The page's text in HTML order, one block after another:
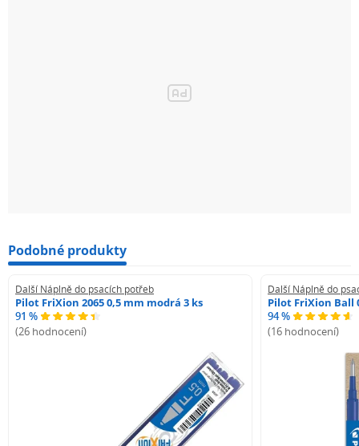
Podobné produkty
Další Náplně do psacích potřeb
Pilot FriXion 2065 0,5 mm modrá 3 ks
91 %
(26 hodnocení)
Další Náplně do
Pilot FriXion Ball
94 %
(16 hodnocení)